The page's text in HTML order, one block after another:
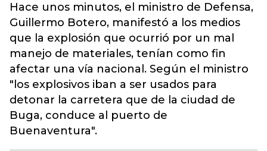
Hace unos minutos, el ministro de Defensa,
Guillermo Botero, manifestó a los medios
que la explosión que ocurrió por un mal
manejo de materiales, tenían como fin
afectar una vía nacional. Según el ministro
"los explosivos iban a ser usados para
detonar la carretera que de la ciudad de
Buga, conduce al puerto de
Buenaventura".